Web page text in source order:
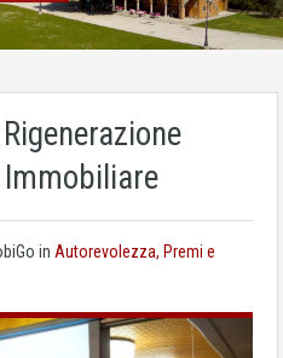
Immobiliare
in Autorevolezza, Premi e